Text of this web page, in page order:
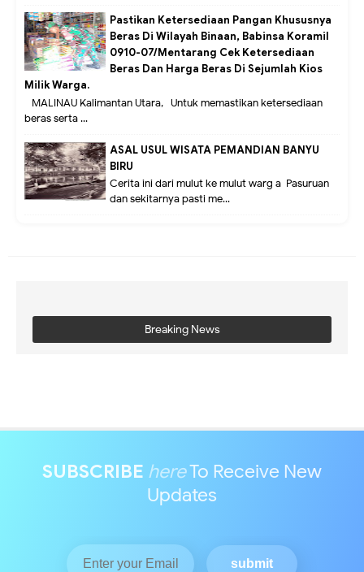
Pastikan Ketersediaan Pangan Khususnya
Beras Di Wilayah Binaan, Babinsa Koramil
0910-07/Mentarang Cek Ketersediaan
Beras Dan Harga Beras Di Sejumlah Kios
Milik Warga.
MALINAU Kalimantan Utara,- Untuk memastikan ketersediaan
beras serta ...
ASAL USUL WISATA PEMANDIAN BANYU
BIRU
Cerita ini dari mulut ke mulut warg a Pasuruan
dan sekitarnya pasti me...
Breaking News
SUBSCRIBE hereTo Receive New
Updates